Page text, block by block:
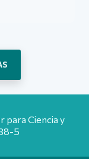
para Ciencia y
5